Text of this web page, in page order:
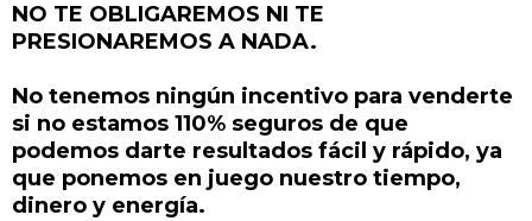
NO TE OBLIGAREMOS NI TE
PRESIONAREMOS A NADA.
No tenemos ningún incentivo para venderte
si no estamos 110% seguros de que
podemos darte resultados fácil y rápido, ya
que ponemos en juego nuestro tiempo,
dinero y energía.